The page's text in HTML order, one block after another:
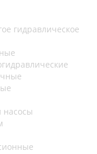
гидравлическое
насосы